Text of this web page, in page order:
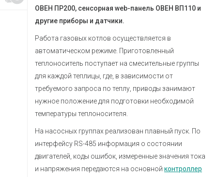
ОВЕН ПР200, сенсорная web-панель ОВЕН ВП110 и
другие приборы и датчики.
Работа газовых котлов осуществляется в
автоматическом режиме. Приготовленный
теплоноситель поступает на смесительные группы
для каждой теплицы, где, в зависимости от
требуемого запроса по теплу, приводы занимают
нужное положение для подготовки необходимой
температуры теплоносителя.
На насосных группах реализован плавный пуск. По
интерфейсу RS-485 информация о состоянии
двигателей, коды ошибок, измеренные значения тока
и напряжения передаются на основной контроллер